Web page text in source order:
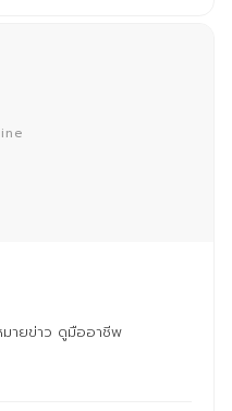
มายข่าว ดูมืออาชีพ